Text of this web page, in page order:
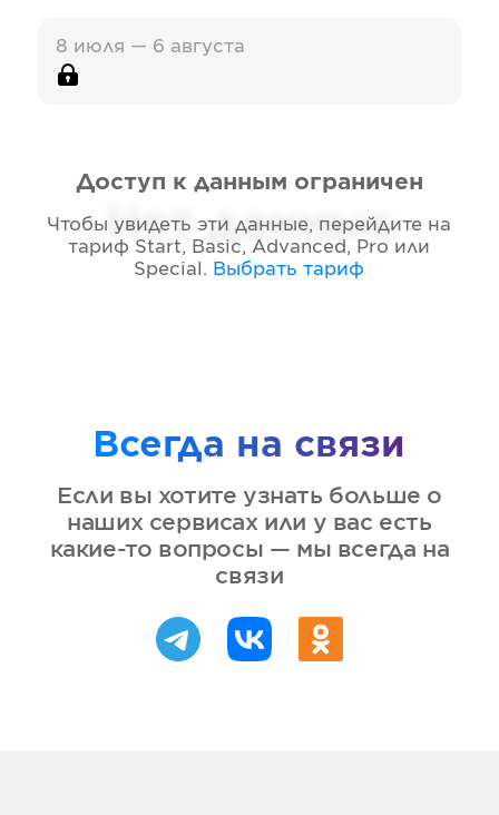
8 июля — 6 августа
Нет данных
Доступ к данным ограничен
Чтобы увидеть эти данные, перейдите на
тариф Start, Basic, Advanced, Pro или
Special . Выбрать тариф
Всегда на связи
Если вы хотите узнать больше о
наших сервисах или у вас есть
какие-то вопросы — мы всегда на
связи